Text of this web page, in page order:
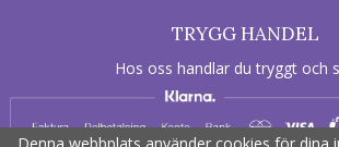
TRYGG HANDEL
Hos oss handlar du tryggt och